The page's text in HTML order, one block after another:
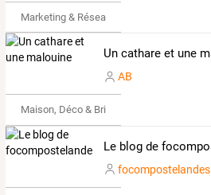
Marketing & Réseaux Sociaux
AB
Maison, Déco & Bricolage
focompostelandes